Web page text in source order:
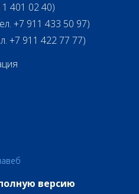
401 02 40)
+7 911 433 50 97)
+7 911 422 77 77)
версию